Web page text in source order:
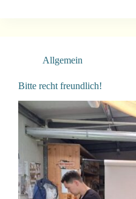
Allgemein
Bitte recht freundlich!